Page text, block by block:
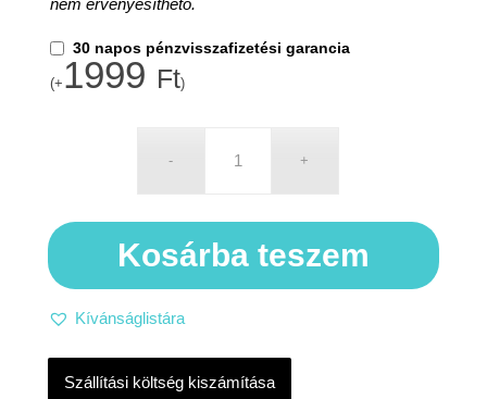
30 napos pénzvisszafizetési garancia
(+ 1999 Ft)
Kosárba teszem
Kívánságlistára
Szállítási költség kiszámítása